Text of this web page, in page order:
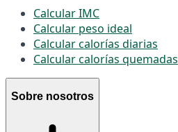
Calcular IMC
Calcular peso ideal
Calcular calorías diarias
Calcular calorías quemadas
Sobre nosotros